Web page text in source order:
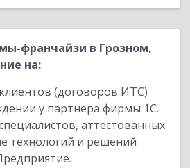
франчайзи в Грозном,
на:
(договоров ИТС)
у партнера фирмы 1С.
аттестованных
технологий и решений